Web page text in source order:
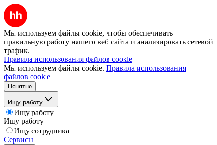
Мы используем файлы cookie, чтобы обеспечивать
правильную работу нашего веб-сайта и анализировать сетевой
трафик.
Правила использования файлов cookie
Мы используем файлы cookie. Правила использования
файлов cookie
Понятно
Ищу работу
Ищу работу
Ищу работу
Ищу сотрудника
Сервисы